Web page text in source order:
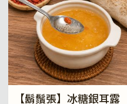
【鬍鬚張】冰糖銀耳露